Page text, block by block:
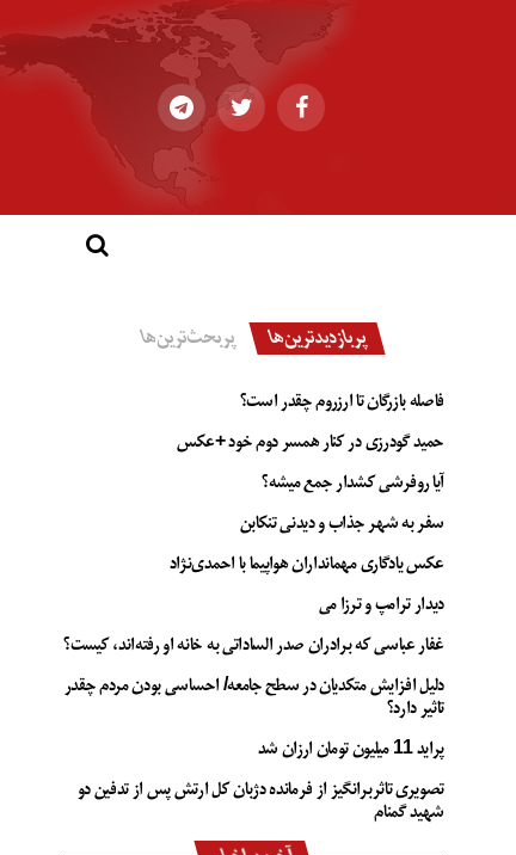
پربازدیدترین‌ها پربحث‌ترین‌ها
فاصله بازرگان تا ارزروم چقدر است؟
حمید گودرزی در کنار همسر دوم خود +عکس
آیا روفرشی کشدار جمع میشه؟
سفر به شهر جذاب و دیدنی تنکابن
عکس یادگاری مهمانداران هواپیما با احمدی‌نژاد
دیدار ترامپ و ترزا می
غفار عباسی که برادران صدر الساداتی به خانه او رفته‌اند، کیست؟
دلیل افزایش متکدیان در سطح جامعه/ احساسی بودن مردم چقدر
تاثیر دارد؟
پراید 11 میلیون تومان ارزان شد
تصویری تاثربرانگیز از فرمانده دژبان کل ارتش پس از تدفین دو
شهید گمنام